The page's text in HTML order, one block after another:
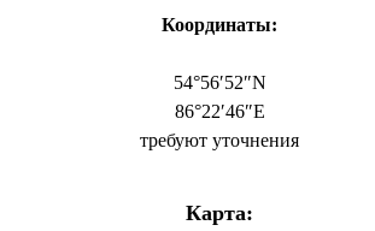
Координаты:
54°56′52″N
86°22′46″E
требуют уточнения
Карта: